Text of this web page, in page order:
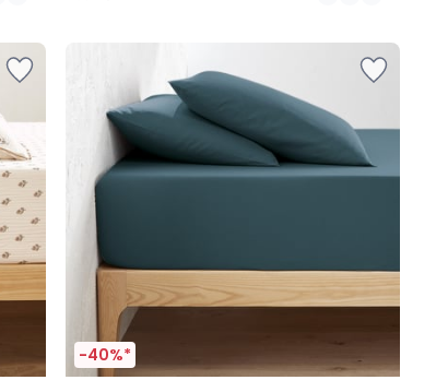
-40%*